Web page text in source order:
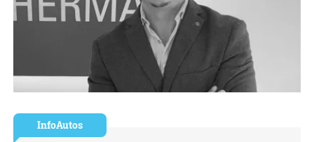
InfoAutos